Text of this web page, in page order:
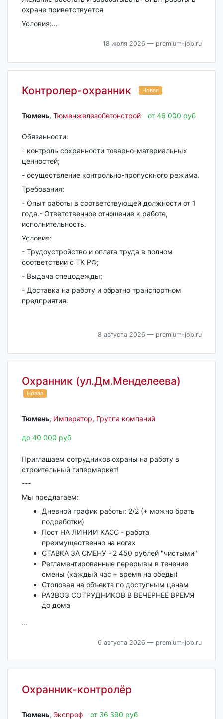
охране приветствуется
Условия:...
18 июля 2026 — premium-job.ru
Контролер-охранник Новая
Тюмень‎, Тюменжелезобетонстрой от 46 000 руб
Обязанности:
- контроль сохранности товарно-материальных
ценностей;
- осуществление контрольно-пропускного режима.
Требования:
- Опыт работы в соответствующей должности от 1
года.- Ответственное отношение к работе,
исполнительность.
Условия:
- Трудоустройство и оплата труда в полном
соответствии с ТК РФ;
- Выдача спецодежды;
- Доставка на работу и обратно транспортном
предприятия.
8 августа 2026 — premium-job.ru
Охранник (ул.Дм.Менделеева)
Новая
Тюмень‎, Император, Группа компаний
до 40 000 руб
Приглашаем сотрудников охраны на работу в
строительный гипермаркет!
---
Мы предлагаем:
Дневной график работы: 2/2 (+ можно брать
подработки)
Пост НА ЛИНИИ КАСС - работа
преимущественно на ногах
СТАВКА ЗА СМЕНУ - 2 450 рублей "чистыми"
Регламентированные перерывы в течение
смены (каждый час + время на обеды)
Столовая на объекте по доступным ценам
РАЗВОЗ СОТРУДНИКОВ В ВЕЧЕРНЕЕ ВРЕМЯ
до дома
...
6 августа 2026 — premium-job.ru
Охранник-контролёр
Тюмень‎, Экспроф от 36 390 руб